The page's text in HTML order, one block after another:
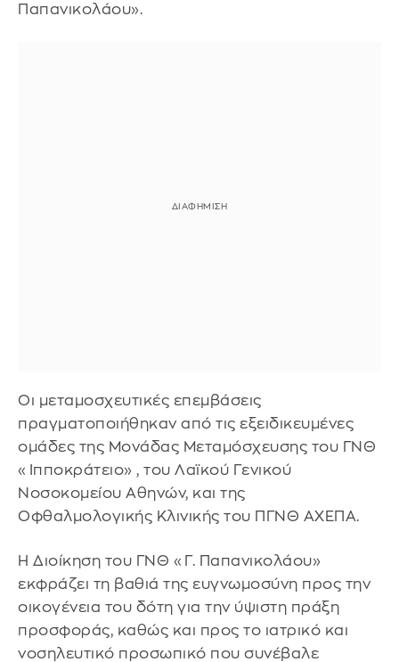
Παπανικολάου».
Οι μεταμοσχευτικές επεμβάσεις
πραγματοποιήθηκαν από τις εξειδικευμένες
ομάδες της Μονάδας Μεταμόσχευσης του ΓΝΘ
«Ιπποκράτειο» , του Λαϊκού Γενικού
Νοσοκομείου Αθηνών, και της
Οφθαλμολογικής Κλινικής του ΠΓΝΘ ΑΧΕΠΑ.
Η Διοίκηση του ΓΝΘ «Γ. Παπανικολάου»
εκφράζει τη βαθιά της ευγνωμοσύνη προς την
οικογένεια του δότη για την ύψιστη πράξη
προσφοράς, καθώς και προς το ιατρικό και
νοσηλευτικό προσωπικό που συνέβαλε